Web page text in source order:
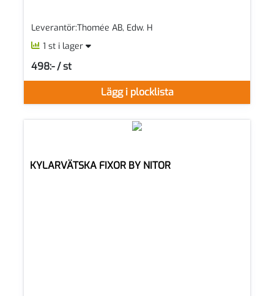
Leverantör:Thomée AB, Edw. H
1 st i lager
Lägg i plocklista
498:- / st
SEK per ST
KYLARVÄTSKA FIXOR BY NITOR